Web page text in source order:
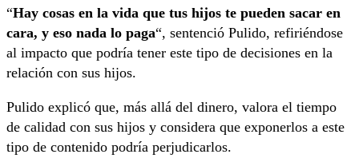
“Hay cosas en la vida que tus hijos te pueden sacar en
cara, y eso nada lo paga“, sentenció Pulido, refiriéndose
al impacto que podría tener este tipo de decisiones en la
relación con sus hijos.
Pulido explicó que, más allá del dinero, valora el tiempo
de calidad con sus hijos y considera que exponerlos a este
tipo de contenido podría perjudicarlos.